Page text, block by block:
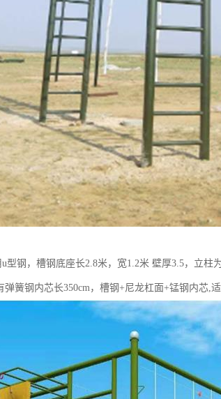
型钢，槽钢底座长2.8米，宽1.2米 壁厚3.5，立柱
簧钢内芯长350cm，槽钢+尼龙杠面+锰钢内芯,